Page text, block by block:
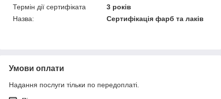
Термін дії сертифіката
3 років
Назва:
Сертифікація фарб та лаків
Умови оплати
Надання послуги тільки по передоплаті.